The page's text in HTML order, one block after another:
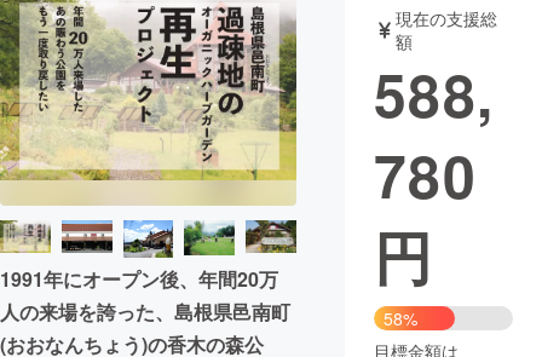
アート・写真 音楽
テクノロジー・ガジェット ゲーム・サ
映像・映画
ビジネス・起業
まちづくり・地域活性化
1991年にオープン後、年間20万
人の来場を誇った、島根県邑南町
(おおなんちょう)の香木の森公
現在の支援総
額
588,
780
円
58%
目標金額は